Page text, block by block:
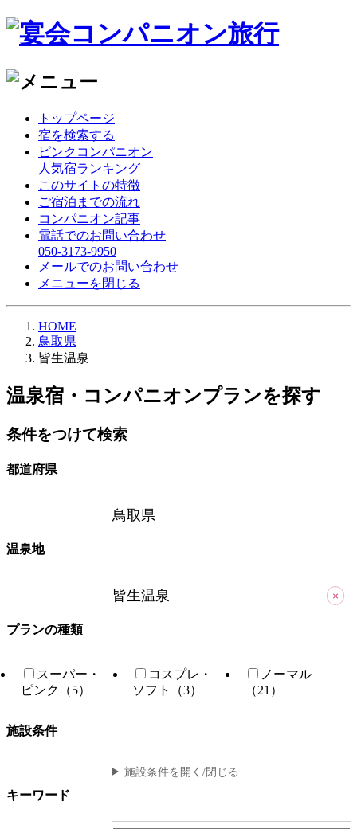
トップページ
宿を検索する
ピンクコンパニオン
人気宿ランキング
このサイトの特徴
ご宿泊までの流れ
コンパニオン記事
電話でのお問い合わせ
050-3173-9950
メールでのお問い合わせ
メニューを閉じる
HOME
鳥取県
皆生温泉
温泉宿・コンパニオンプランを探す
条件をつけて検索
都道府県
鳥取県
温泉地
皆生温泉 ×
プランの種類
スーパー・
ピンク（5）
コスプレ・
ソフト（3）
ノーマル
（21）
施設条件
施設条件を開く/閉じる
キーワード